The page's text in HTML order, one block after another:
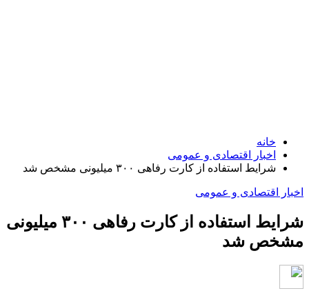
خانه
اخبار اقتصادی و عمومی
شرایط استفاده از کارت رفاهی ۳۰۰ میلیونی مشخص شد
اخبار اقتصادی و عمومی
شرایط استفاده از کارت رفاهی ۳۰۰ میلیونی
مشخص شد